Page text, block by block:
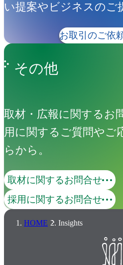
い提案やビジネスのご
お取引のご依
その他
取材・広報に関するお
用に関するご質問やご
らから。
取材に関するお問合せ
採用に関するお問合せ
HOME Insights